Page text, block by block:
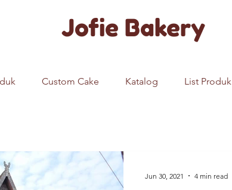
Jofie Bakery
Custom Cake Katalog List Produk
Jun 30, 2021 4 min read